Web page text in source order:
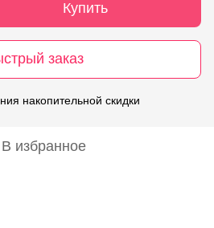
Купить
заказ
накопительной скидки
В избранное